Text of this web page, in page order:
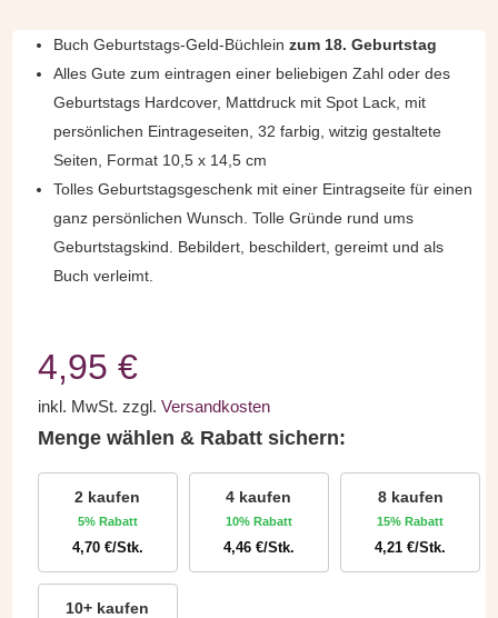
Buch Geburtstags-Geld-Büchlein zum 18. Geburtstag
Alles Gute zum eintragen einer beliebigen Zahl oder des
Geburtstags Hardcover, Mattdruck mit Spot Lack, mit
persönlichen Eintrageseiten, 32 farbig, witzig gestaltete
Seiten, Format 10,5 x 14,5 cm
Tolles Geburtstagsgeschenk mit einer Eintragseite für einen
ganz persönlichen Wunsch. Tolle Gründe rund ums
Geburtstagskind. Bebildert, beschildert, gereimt und als
Buch verleimt.
4,95 €
inkl. MwSt. zzgl. Versandkosten
Menge wählen & Rabatt sichern:
2 kaufen
5% Rabatt
4,70 €/Stk.
4 kaufen
10% Rabatt
4,46 €/Stk.
8 kaufen
15% Rabatt
4,21€/Stk.
10+ kaufen